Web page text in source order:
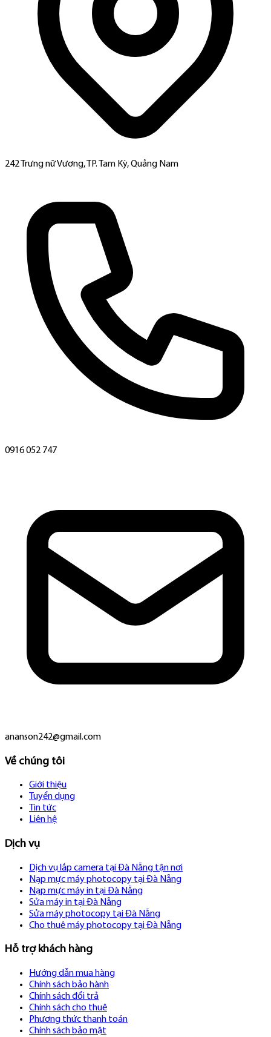
242 Trưng nữ Vương, TP. Tam Kỳ, Quảng Nam
0916 052 747
ananson242@gmail.com
Về chúng tôi
Giới thiệu
Tuyển dụng
Tin tức
Liên hệ
Dịch vụ
Dịch vụ lắp camera tại Đà Nẵng tận nơi
Nạp mực máy photocopy tại Đà Nẵng
Nạp mực máy in tại Đà Nẵng
Sửa máy in tại Đà Nẵng
Sửa máy photocopy tại Đà Nẵng
Cho thuê máy photocopy tại Đà Nẵng
Hỗ trợ khách hàng
Hướng dẫn mua hàng
Chính sách bảo hành
Chính sách đổi trả
Chính sách cho thuê
Phương thức thanh toán
Chính sách bảo mật